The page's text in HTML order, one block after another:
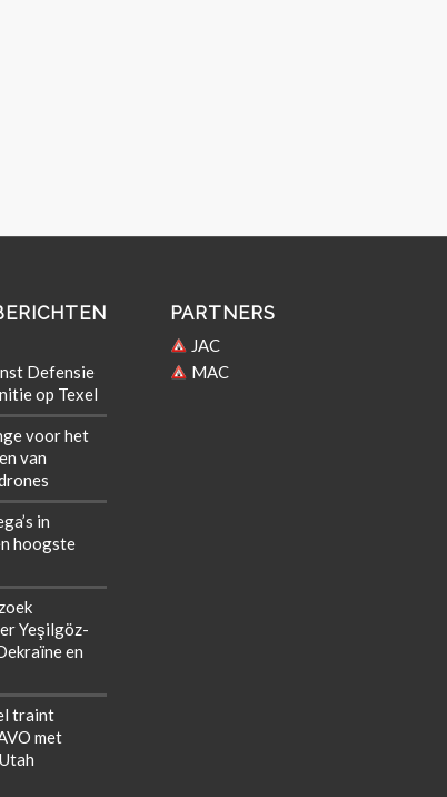
Defensie
op Texel
voor het
van
in
hoogste
Yeşilgöz-
en
traint
met
PARTNERS
JAC
MAC